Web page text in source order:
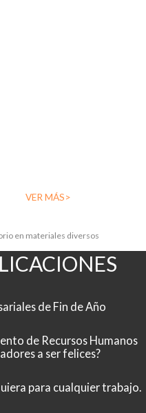
VER MÁS>
en materiales diversos
de Fin de Año
de Recursos Humanos
a ser felices?
para cualquier trabajo.